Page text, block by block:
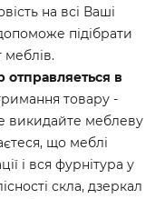
на всі Ваші
підібрати
отправляеться в
товару -
викидайте меблеву
що меблі
і вся фурнітура у
скла, дзеркал